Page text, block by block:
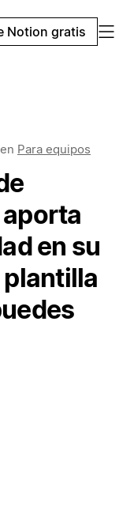
Notion gratis
en Para equipos
en su